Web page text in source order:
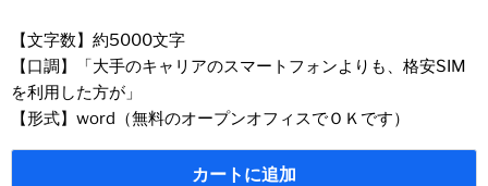
【文字数】約5000文字
【口調】「大手のキャリアのスマートフォンよりも、格安SIM
を利用した方が」
【形式】word（無料のオープンオフィスでＯＫです）
カートに追加